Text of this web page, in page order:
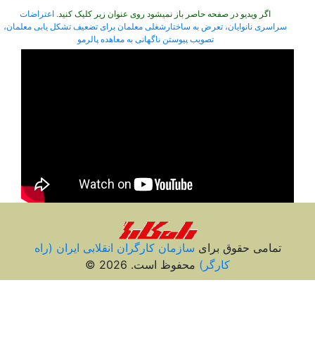
اگر ویدیو در صفحه حاصر باز نمیشود روی عنوان زیر کلیک کنید. اعتراضات
سراسری نانوایان، تعرض به ساختارشغلی معلمان برای تضعیف تشکل یابی معلمان،
تصویب پیوستن ناگهانی به معاهده پالرمو
تمامی حقوق برای سازمان کارگران انقلابی ايران (راه
کارگر) محفوظ است. 2026 ©